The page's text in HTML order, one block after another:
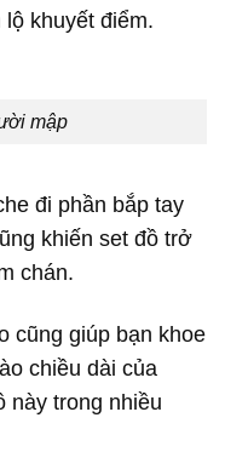
khuyết điểm.
mập
đi phần bắp tay
khiến set đồ trở
chán.
cũng giúp bạn khoe
chiều dài của
này trong nhiều